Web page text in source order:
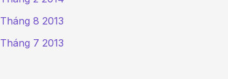
Tháng 8 2013
Tháng 7 2013